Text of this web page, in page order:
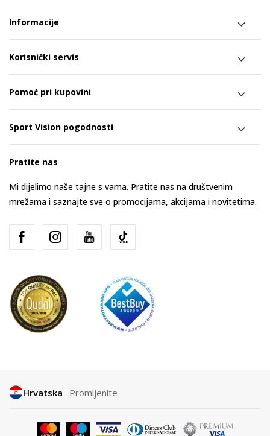
Informacije
Korisnički servis
Pomoć pri kupovini
Sport Vision pogodnosti
Pratite nas
Mi dijelimo naše tajne s vama. Pratite nas na društvenim
mrežama i saznajte sve o promocijama, akcijama i novitetima.
Hrvatska Promijenite